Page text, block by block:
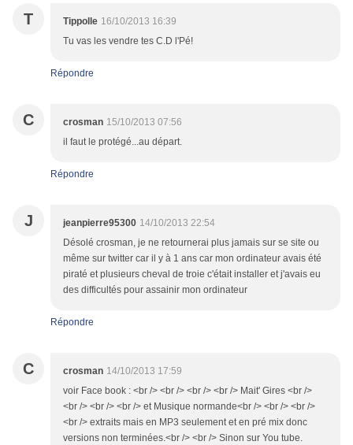
T Tippolle 16/10/2013 16:39
Tu vas les vendre tes C.D l'Pé!
Répondre
C crosman 15/10/2013 07:56
il faut le protégé...au départ.
Répondre
J jeanpierre95300 14/10/2013 22:54
Désolé crosman, je ne retournerai plus jamais sur se site ou
même sur twitter car il y à 1 ans car mon ordinateur avais été
piraté et plusieurs cheval de troie c'était installer et j'avais eu
des difficultés pour assainir mon ordinateur
Répondre
C crosman 14/10/2013 17:59
voir Face book : <br /> <br /> <br /> <br /> Mait' Gires <br />
<br /> <br /> <br /> et Musique normande<br /> <br /> <br />
<br /> extraits mais en MP3 seulement et en pré mix donc
versions non terminées.<br /> <br /> Sinon sur You tube.